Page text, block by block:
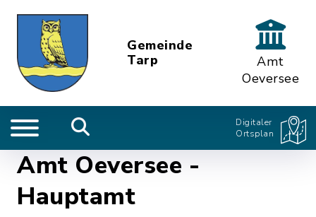
Gemeinde
Tarp
Amt
Oeversee
Digitaler
Ortsplan
Amt Oeversee -
Hauptamt